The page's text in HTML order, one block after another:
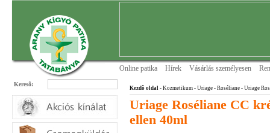
Online patika Hírek Vásárlás személyesen
Keresõ:
Kezdõ oldal - Kozmetikum - Uriage - Roséliane - Uriage
Uriage Roséliane CC
ellen 40ml